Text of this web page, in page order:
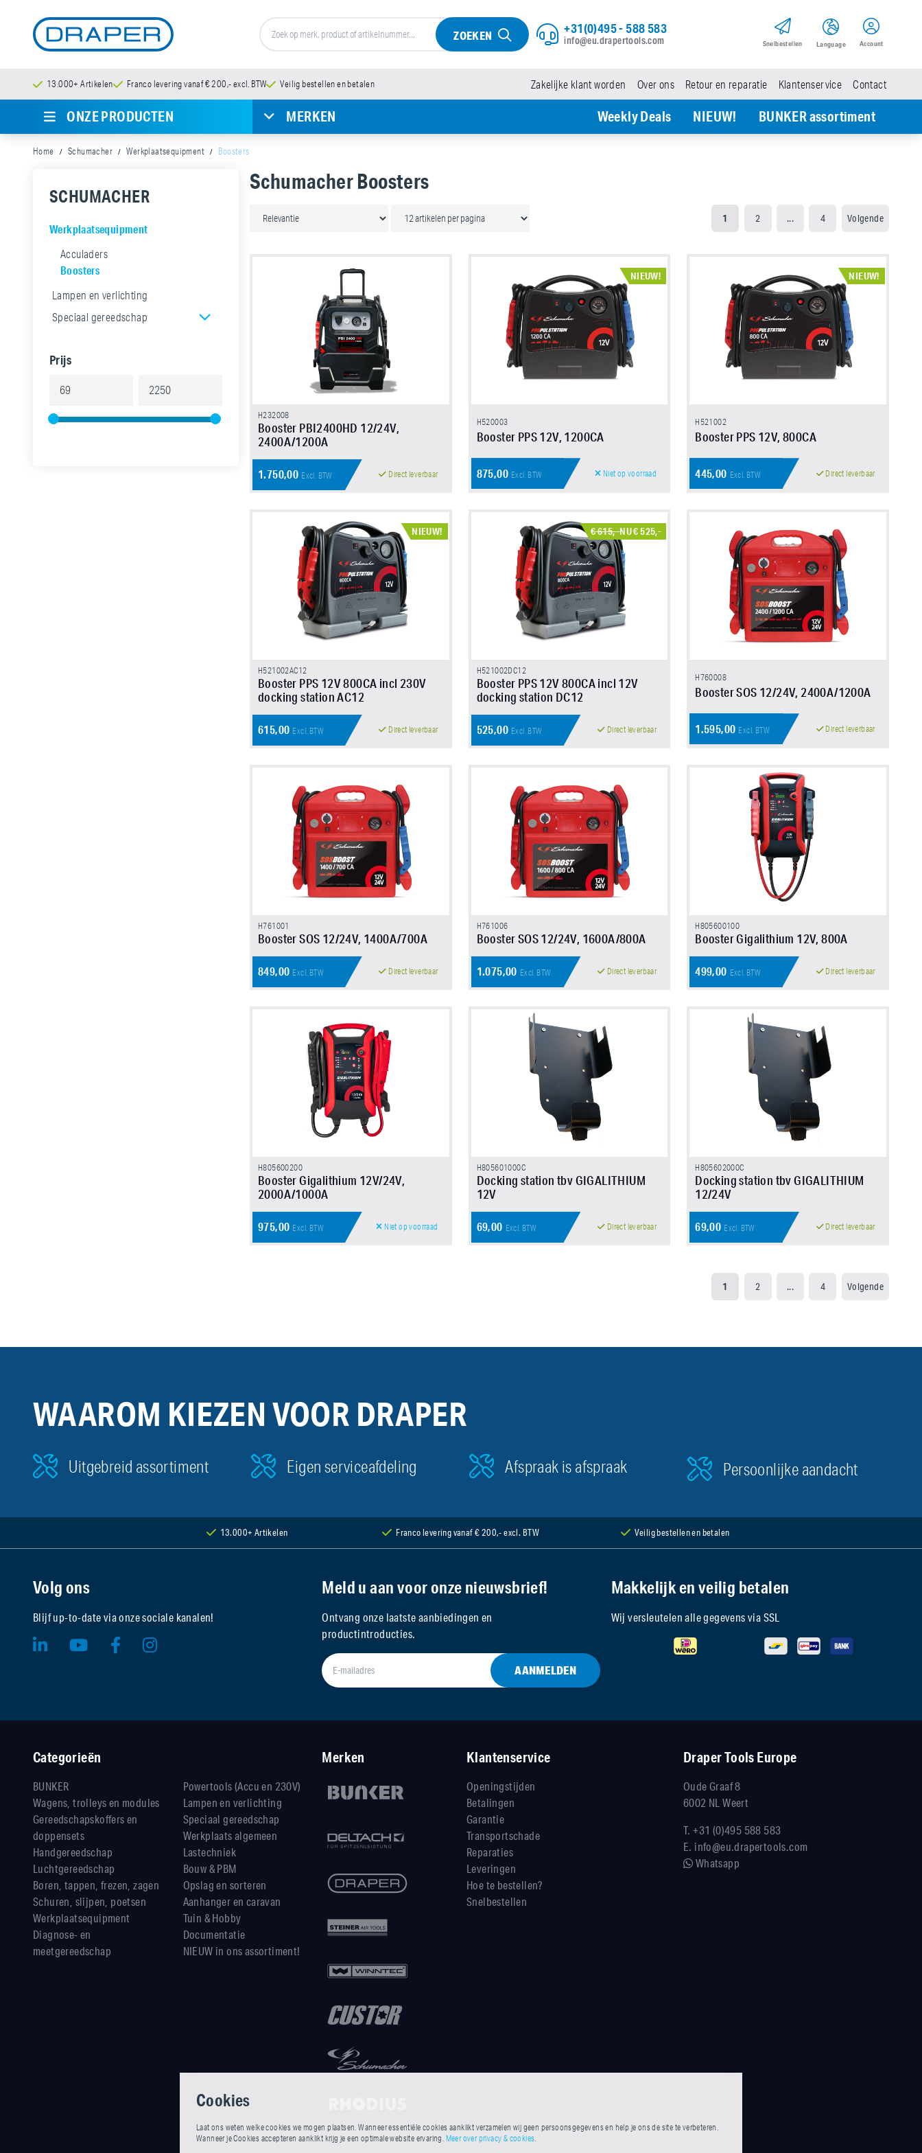
Snel­bestellen Language Account
ZOEKEN +31(0)495 - 588 583
info@eu.drapertools.com
13.000+ Artikelen Franco levering vanaf € 200,- excl. BTW Veilig bestellen en betalen Zakelijke klant worden Over ons Retour en reparatie Klantenservice Contact
ONZE PRODUCTEN MERKEN Weekly Deals NIEUW! BUNKER assortiment
Home Schumacher Werkplaatsequipment Boosters
SCHUMACHER
Werkplaatsequipment
Acculaders
Boosters
Lampen en verlichting
Speciaal gereedschap
Prijs
Schumacher Boosters
1 2 ... 4 Volgende
H232008
Booster PBI2400HD 12/24V,
2400A/1200A
1.750,00 Excl. BTW Direct leverbaar
NIEUW!
H520003
Booster PPS 12V, 1200CA
875,00 Excl. BTW Niet op voorraad
NIEUW!
H521002
Booster PPS 12V, 800CA
445,00 Excl. BTW Direct leverbaar
NIEUW!
H521002AC12
Booster PPS 12V 800CA incl 230V
docking station AC12
615,00 Excl. BTW Direct leverbaar
€ 615,-NU € 525,-
H521002DC12
Booster PPS 12V 800CA incl 12V
docking station DC12
525,00 Excl. BTW Direct leverbaar
H760008
Booster SOS 12/24V, 2400A/1200A
1.595,00 Excl. BTW Direct leverbaar
H761001
Booster SOS 12/24V, 1400A/700A
849,00 Excl. BTW Direct leverbaar
H761006
Booster SOS 12/24V, 1600A/800A
1.075,00 Excl. BTW Direct leverbaar
H805600100
Booster Gigalithium 12V, 800A
499,00 Excl. BTW Direct leverbaar
H805600200
Booster Gigalithium 12V/24V,
2000A/1000A
975,00 Excl. BTW Niet op voorraad
H805601000C
Docking station tbv GIGALITHIUM
12V
69,00 Excl. BTW Direct leverbaar
H805602000C
Docking station tbv GIGALITHIUM
12/24V
69,00 Excl. BTW Direct leverbaar
1 2 ... 4 Volgende
WAAROM KIEZEN VOOR DRAPER
Uitgebreid assortiment Eigen serviceafdeling Afspraak is afspraak Persoonlijke aandacht
13.000+ Artikelen Franco levering vanaf € 200,- excl. BTW Veilig bestellen en betalen
Volg ons
Blijf up-to-date via onze sociale kanalen!
Meld u aan voor onze nieuwsbrief!
Ontvang onze laatste aanbiedingen en
productintroducties.
AANMELDEN
Makkelijk en veilig betalen
Wij versleutelen alle gegevens via SSL
Categorieën
BUNKER
Wagens, trolleys en modules
Gereedschapskoffers en
doppensets
Handgereedschap
Luchtgereedschap
Boren, tappen, frezen, zagen
Schuren, slijpen, poetsen
Werkplaatsequipment
Diagnose- en
meetgereedschap
Powertools (Accu en 230V)
Lampen en verlichting
Speciaal gereedschap
Werkplaats algemeen
Lastechniek
Bouw & PBM
Opslag en sorteren
Aanhanger en caravan
Tuin & Hobby
Documentatie
NIEUW in ons assortiment!
Merken Klantenservice
Openingstijden
Betalingen
Garantie
Transportschade
Reparaties
Leveringen
Hoe te bestellen?
Snelbestellen
Draper Tools Europe
Oude Graaf 8
6002 NL Weert
T.+31 (0)495 588 583
E. info@eu.drapertools.com
Whatsapp
Cookies
Laat ons weten welke cookies we mogen plaatsen. Wanneer essentiële cookies aanklikt verzamelen wij geen persoonsgegevens en help je ons de site te verbeteren.
Wanneer je Cookies accepteren aanklikt krijg je een optimale website ervaring. Meer over privacy & cookies.